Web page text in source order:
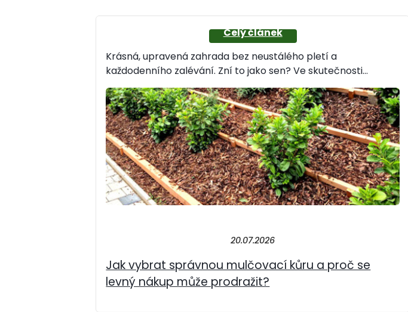
Jak vybrat správnou mulčovací kůru a proč se
levný nákup může prodražit?
20.07.2026
Krásná, upravená zahrada bez neustálého pletí a
každodenního zalévání. Zní to jako sen? Ve skutečnosti...